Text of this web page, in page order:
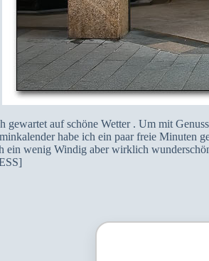
gewartet auf schöne Wetter . Um mit
habe ich ein paar freie Minuten
ein wenig Windig aber wirklich